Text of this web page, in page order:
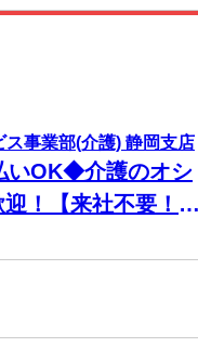
事業部(介護) 静岡支店
いOK◆介護のオシ
！【来社不要！